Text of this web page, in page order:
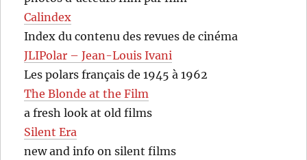
Calindex
Index du contenu des revues de cinéma
JLIPolar – Jean-Louis Ivani
Les polars français de 1945 à 1962
The Blonde at the Film
a fresh look at old films
Silent Era
new and info on silent films